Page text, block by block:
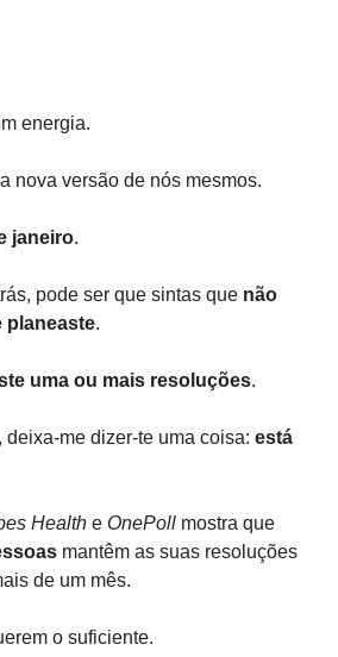
energia.
nova versão de nós mesmos.
janeiro.
pode ser que sintas que não
planeaste.
uma ou mais resoluções.
deixa-me dizer-te uma coisa: está
Health e OnePoll mostra que
mantêm as suas resoluções
de um mês.
o suficiente.